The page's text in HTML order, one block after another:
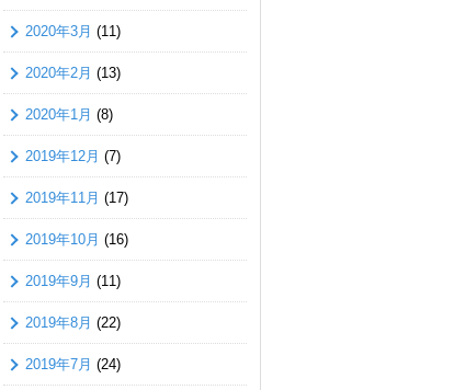
2020年3月 (11)
2020年2月 (13)
2020年1月 (8)
2019年12月 (7)
2019年11月 (17)
2019年10月 (16)
2019年9月 (11)
2019年8月 (22)
2019年7月 (24)